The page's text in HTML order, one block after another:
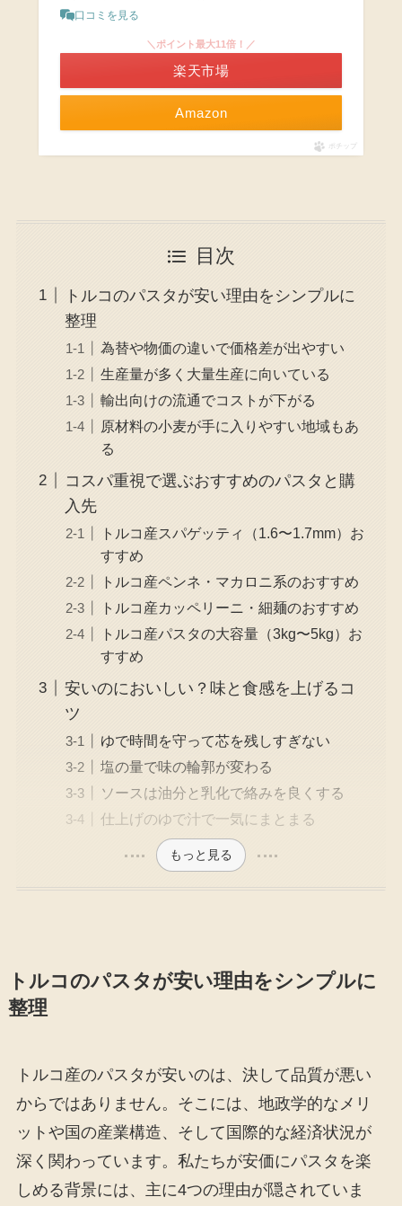
口コミを見る
Amazon
＼ポイント最大11倍！／
楽天市場
ポチップ
目次
トルコのパスタが安い理由をシンプルに
整理
為替や物価の違いで価格差が出やすい
生産量が多く大量生産に向いている
輸出向けの流通でコストが下がる
原材料の小麦が手に入りやすい地域もあ
る
コスパ重視で選ぶおすすめのパスタと購
入先
トルコ産スパゲッティ（1.6〜1.7mm）お
すすめ
トルコ産ペンネ・マカロニ系のおすすめ
トルコ産カッペリーニ・細麺のおすすめ
トルコ産パスタの大容量（3kg〜5kg）お
すすめ
安いのにおいしい？味と食感を上げるコ
ツ
ゆで時間を守って芯を残しすぎない
塩の量で味の輪郭が変わる
ソースは油分と乳化で絡みを良くする
仕上げのゆで汁で一気にまとまる
もっと見る
トルコのパスタが安い理由をシンプルに
整理
トルコ産のパスタが安いのは、決して品質が悪い
からではありません。そこには、地政学的なメリ
ットや国の産業構造、そして国際的な経済状況が
深く関わっています。私たちが安価にパスタを楽
しめる背景には、主に4つの理由が隠されていま